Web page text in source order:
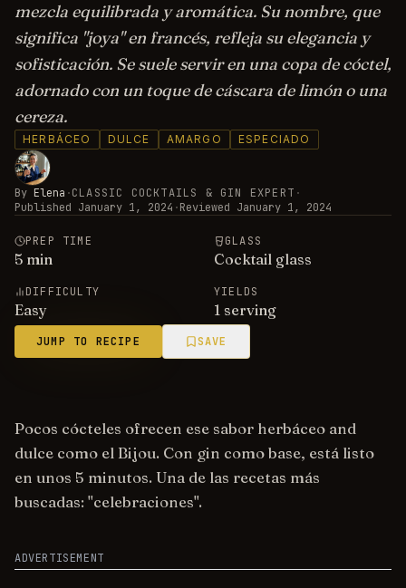
mezcla equilibrada y aromática. Su nombre, que
significa "joya" en francés, refleja su elegancia y
sofisticación. Se suele servir en una copa de cóctel,
adornado con un toque de cáscara de limón o una
cereza.
HERBÁCEO DULCE AMARGO ESPECIADO
By Elena ·CLASSIC COCKTAILS & GIN EXPERT ·
Published January 1, 2024 ·Reviewed January 1, 2024
PREP TIME
5 min
GLASS
Cocktail glass
DIFFICULTY
Easy
YIELDS
1 serving
JUMP TO RECIPE SAVE
Pocos cócteles ofrecen ese sabor herbáceo and
dulce como el Bijou. Con gin como base, está listo
en unos 5 minutos. Una de las recetas más
buscadas: "celebraciones".
ADVERTISEMENT